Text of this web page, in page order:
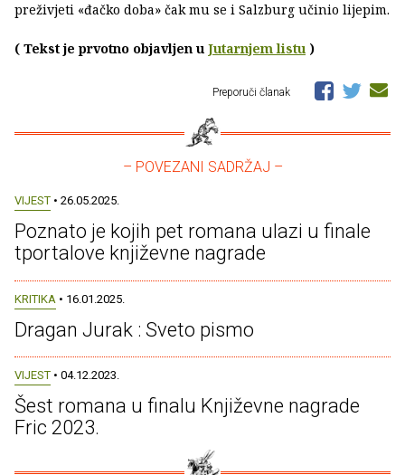
preživjeti «đačko doba» čak mu se i Salzburg učinio lijepim.
( Tekst je prvotno objavljen u Jutarnjem listu )
Preporuči članak
– POVEZANI SADRŽAJ –
VIJEST • 26.05.2025.
Poznato je kojih pet romana ulazi u finale
tportalove književne nagrade
KRITIKA • 16.01.2025.
Dragan Jurak : Sveto pismo
VIJEST • 04.12.2023.
Šest romana u finalu Književne nagrade
Fric 2023.